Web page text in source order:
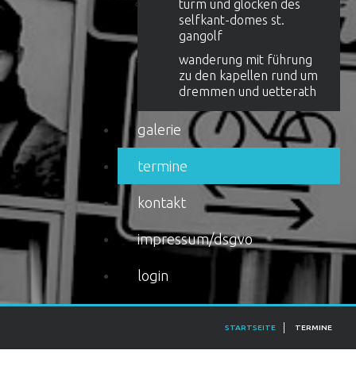
turm und glocken des
selfkant-domes st.
gangolf
wanderung mit führung
zu den kapellen rund um
dremmen und uetterath
galerie
termine
kontakt
impressum/dsgvo
login
STARTSEITE TERMINE